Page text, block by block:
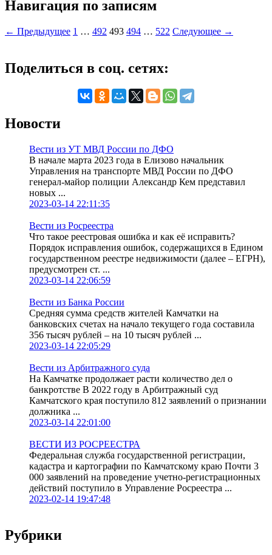
Навигация по записям
← Предыдущее 1 … 492 493 494 … 522 Следующее →
Поделиться в соц. сетях:
Новости
Вести из УТ МВД России по ДФО
В начале марта 2023 года в Елизово начальник
Управления на транспорте МВД России по ДФО
генерал-майор полиции Александр Кем представил
новых ...
2023-03-14 22:11:35
Вести из Росреестра
Что такое реестровая ошибка и как её исправить?
Порядок исправления ошибок, содержащихся в Едином
государственном реестре недвижимости (далее – ЕГРН),
предусмотрен ст. ...
2023-03-14 22:06:59
Вести из Банка России
Средняя сумма средств жителей Камчатки на
банковских счетах на начало текущего года составила
356 тысяч рублей – на 10 тысяч рублей ...
2023-03-14 22:05:29
Вести из Арбитражного суда
На Камчатке продолжает расти количество дел о
банкротстве В 2022 году в Арбитражный суд
Камчатского края поступило 812 заявлений о признании
должника ...
2023-03-14 22:01:00
ВЕСТИ ИЗ РОСРЕЕСТРА
Федеральная служба государственной регистрации,
кадастра и картографии по Камчатскому краю Почти 3
000 заявлений на проведение учетно-регистрационных
действий поступило в Управление Росреестра ...
2023-02-14 19:47:48
Рубрики